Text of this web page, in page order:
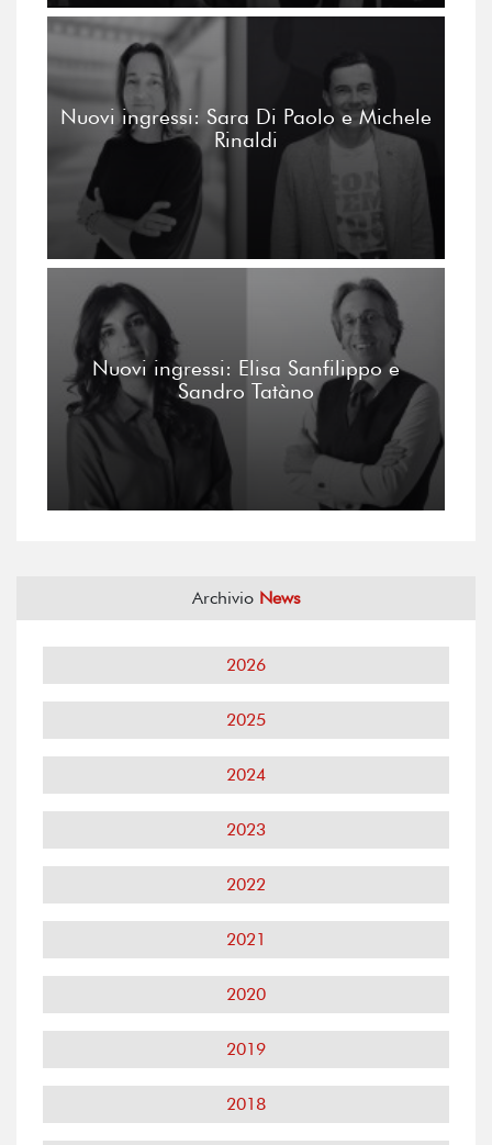
Nuovi ingressi: Sara Di Paolo e Michele
Rinaldi
Nuovi ingressi: Elisa Sanfilippo e
Sandro Tatàno
Archivio News
2026
2025
2024
2023
2022
2021
2020
2019
2018